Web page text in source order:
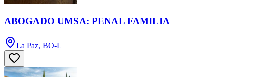
ABOGADO UMSA: PENAL FAMILIA
La Paz, BO-L